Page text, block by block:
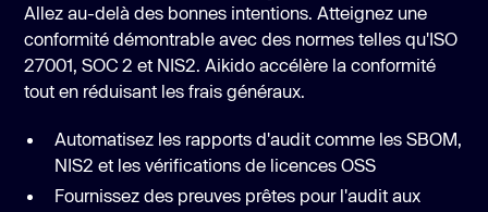
Allez au-delà des bonnes intentions. Atteignez une
conformité démontrable avec des normes telles qu'ISO
27001, SOC 2 et NIS2. Aikido accélère la conformité
tout en réduisant les frais généraux.
Automatisez les rapports d'audit comme les SBOM,
NIS2 et les vérifications de licences OSS
Fournissez des preuves prêtes pour l'audit aux